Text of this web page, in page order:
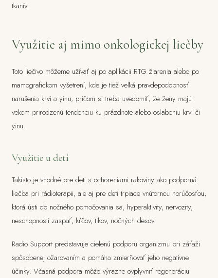
tkanív.
Využitie aj mimo onkologickej liečby
Toto liečivo môžeme užívať aj po aplikácii RTG žiarenia alebo po
mamografickom vyšetrení, kde je tiež veľká pravdepodobnosť
narušenia krvi a yinu, pričom si treba uvedomiť, že ženy majú
vekom prirodzenú tendenciu ku prázdnote alebo oslabeniu krvi či
yinu.
Využitie u detí
Takisto je vhodné pre deti s ochoreniami rakoviny ako podporná
liečba pri rádioterapii, ale aj pre deti trpiace vnútornou horúčosťou,
ktorá ústi do nočného pomočovania sa, hyperaktivity, nervozity,
neschopnosti zaspať, kŕčov, tikov, nočných desov.
Radio Support predstavuje cielenú podporu organizmu pri záťaži
spôsobenej ožarovaním a pomáha zmierňovať jeho negatívne
účinky. Včasná podpora môže výrazne ovplyvniť regeneráciu